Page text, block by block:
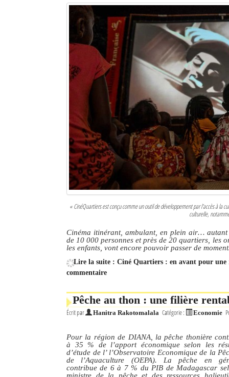
« CinéQuartiers est conçu comme un outil de développement par l'accès à la
culturelle,
Cinéma itinérant, ambulant, en plein air…
de 10 000 personnes et près de 20 quartiers, les
les enfants, vont encore pouvoir passer de
Lire la suite : Ciné Quartiers : en avant pour une
commentaire
Pêche au thon : une filière
Écrit par Hanitra Rakotomalala Catégorie : Economie
Pour la région de DIANA, la pêche thonière
à 35 % de l’apport économique selon les
d’étude de l’ l’Observatoire Economique de la
de l’Aquaculture (OEPA). La pêche en
contribue de 6 à 7 % du PIB de Madagascar
ministre de la pêche et des ressources